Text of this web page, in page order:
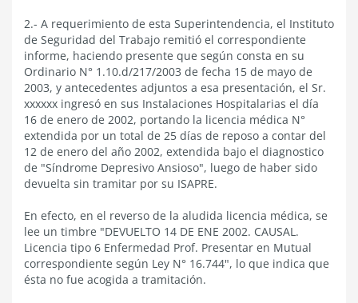
2.- A requerimiento de esta Superintendencia, el Instituto
de Seguridad del Trabajo remitió el correspondiente
informe, haciendo presente que según consta en su
Ordinario N° 1.10.d/217/2003 de fecha 15 de mayo de
2003, y antecedentes adjuntos a esa presentación, el Sr.
xxxxxx ingresó en sus Instalaciones Hospitalarias el día
16 de enero de 2002, portando la licencia médica N°
extendida por un total de 25 días de reposo a contar del
12 de enero del año 2002, extendida bajo el diagnostico
de "Síndrome Depresivo Ansioso", luego de haber sido
devuelta sin tramitar por su ISAPRE.
En efecto, en el reverso de la aludida licencia médica, se
lee un timbre "DEVUELTO 14 DE ENE 2002. CAUSAL.
Licencia tipo 6 Enfermedad Prof. Presentar en Mutual
correspondiente según Ley N° 16.744", lo que indica que
ésta no fue acogida a tramitación.